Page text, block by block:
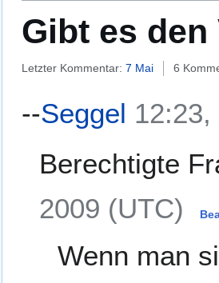
Gibt es
Letzter Kommentar: 7 Mai 6
--Seggel
Berechtigte
2009 (UTC)
Wenn man